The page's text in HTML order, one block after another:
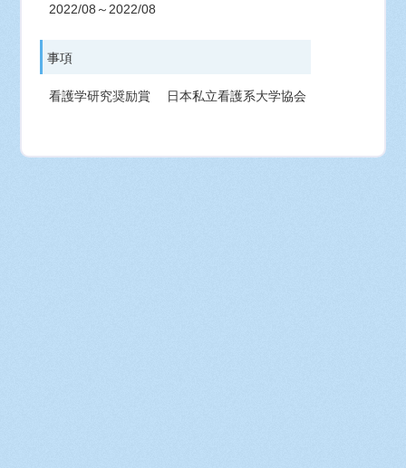
2022/08～2022/08
事項
看護学研究奨励賞 日本私立看護系大学協会